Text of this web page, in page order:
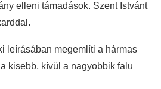
elleni támadások. Szent Istvánt
leírásában megemlíti a hármas
kisebb, kívül a nagyobbik falu